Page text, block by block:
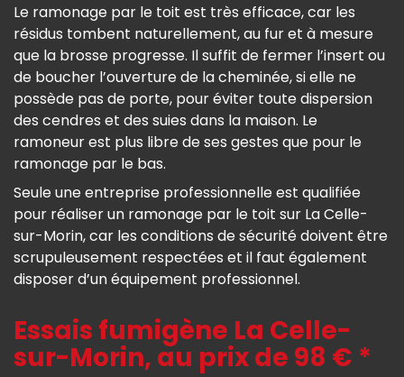
Le ramonage par le toit est très efficace, car les
résidus tombent naturellement, au fur et à mesure
que la brosse progresse. Il suffit de fermer l’insert ou
de boucher l’ouverture de la cheminée, si elle ne
possède pas de porte, pour éviter toute dispersion
des cendres et des suies dans la maison. Le
ramoneur est plus libre de ses gestes que pour le
ramonage par le bas.
Seule une entreprise professionnelle est qualifiée
pour réaliser un ramonage par le toit sur La Celle-
sur-Morin, car les conditions de sécurité doivent être
scrupuleusement respectées et il faut également
disposer d’un équipement professionnel.
Essais fumigène La Celle-
sur-Morin, au prix de 98 € *